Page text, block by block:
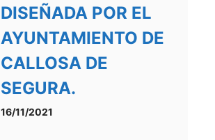
DISEÑADA POR EL
AYUNTAMIENTO DE
CALLOSA DE
SEGURA.
16/11/2021